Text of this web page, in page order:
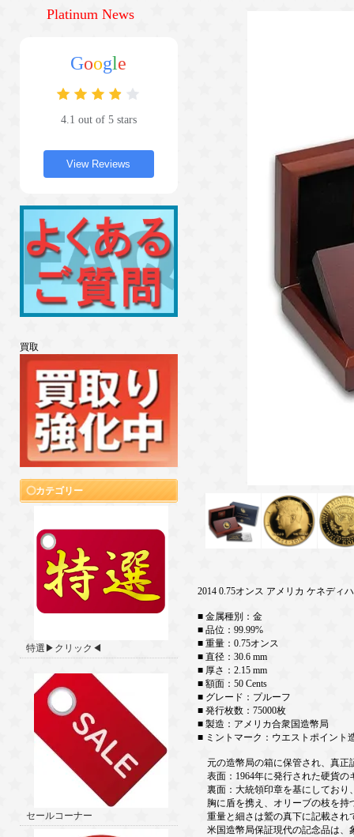
Platinum News
Google
4.1 out of 5 stars
View Reviews
買取
カテゴリー
特選▶クリック◀
セールコーナー
2014 0.75オンス アメリカ ケネディ
■ 金属種別：金
■ 品位：99.99%
■ 重量：0.75オンス
■ 直径：30.6 mm
■ 厚さ：2.15 mm
■ 額面：50 Cents
■ グレード：プルーフ
■ 発行枚数：75000枚
■ 製造：アメリカ合衆国造幣局
■ ミントマーク：ウエストポイント
元の造幣局の箱に保管され、真正
表面：1964年に発行された硬貨の
裏面：大統領印章を基にしており
胸に盾を携え、オリーブの枝を持
重量と細さは鷲の真下に記載され
米国造幣局保証現代の記念品は、